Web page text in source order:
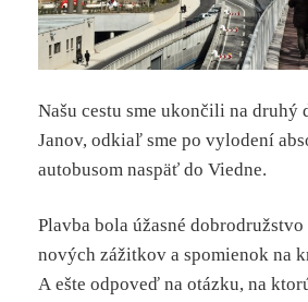
Našu cestu sme ukončili na druhý
Janov, odkiaľ sme po vylodení
autobusom naspäť do Viedne.
Plavba bola úžasné
nových zážitkov a spomienok na
A ešte odpoveď na otázku, na